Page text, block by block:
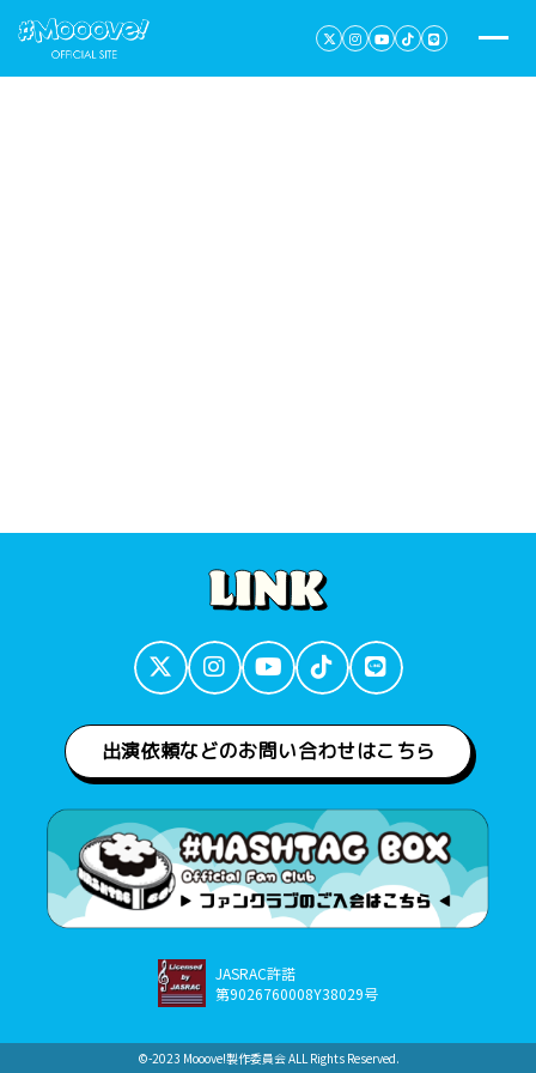
出演依頼などのお問い合わせはこちら
JASRAC許諾
第9026760008Y38029号
©︎-2023 Mooove!製作委員会 ALL Rights Reserved.